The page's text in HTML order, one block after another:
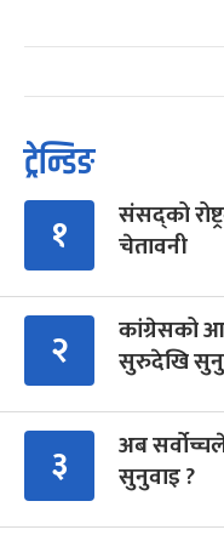
ट्रेन्डिङ
१
संसद्को
चेतावनी
२
कांग्रेसको
सुरुदेखि
३
अब
सुनुवाइ ?